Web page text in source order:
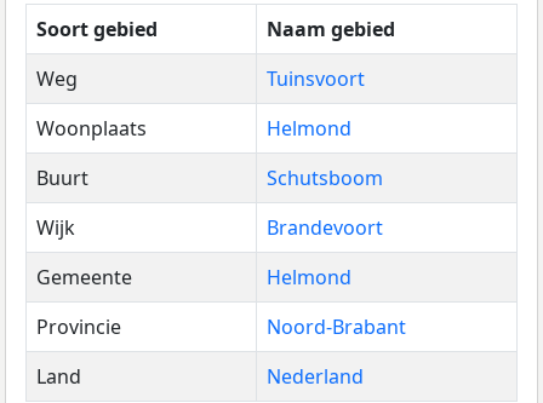
Soort gebied
Naam gebied
Weg
Tuinsvoort
Woonplaats
Helmond
Buurt
Schutsboom
Wijk
Brandevoort
Gemeente
Helmond
Provincie
Noord-Brabant
Land
Nederland